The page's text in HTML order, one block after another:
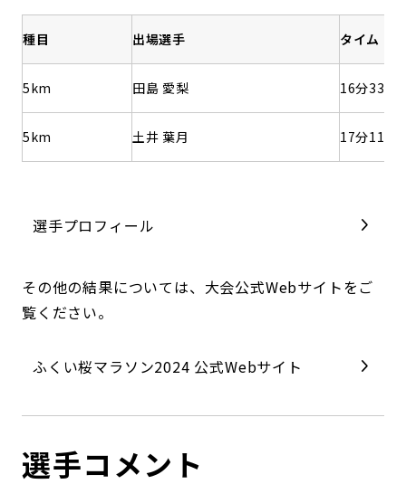
種目 出場選手 タイム
5km 田島 愛梨 16分33秒
5km 土井 葉月 17分11秒
選手プロフィール
その他の結果については、大会公式Webサイトをご
覧ください。
ふくい桜マラソン2024 公式Webサイト
選手コメント